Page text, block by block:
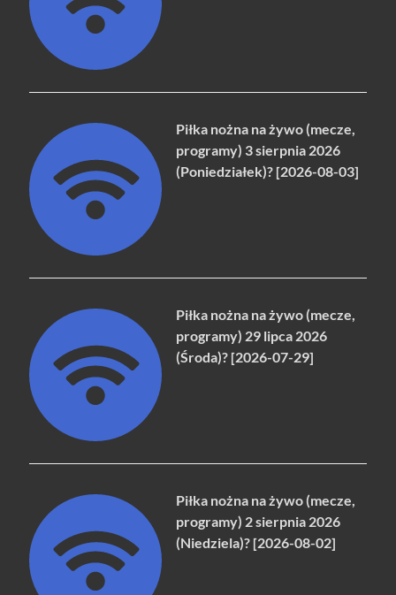
Piłka nożna na żywo (mecze,
programy) 3 sierpnia 2026
(Poniedziałek)? [2026-08-03]
Piłka nożna na żywo (mecze,
programy) 29 lipca 2026
(Środa)? [2026-07-29]
Piłka nożna na żywo (mecze,
programy) 2 sierpnia 2026
(Niedziela)? [2026-08-02]